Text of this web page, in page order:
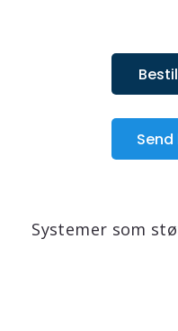
Systemer som